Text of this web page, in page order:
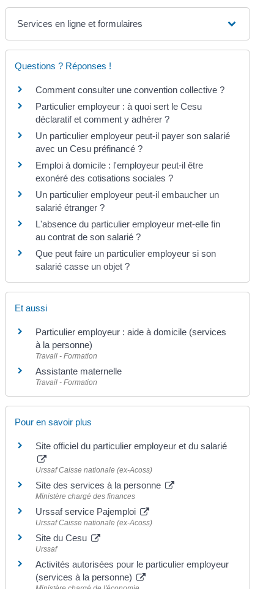
Services en ligne et formulaires
Questions ? Réponses !
Comment consulter une convention collective ?
Particulier employeur : à quoi sert le Cesu
déclaratif et comment y adhérer ?
Un particulier employeur peut-il payer son salarié
avec un Cesu préfinancé ?
Emploi à domicile : l'employeur peut-il être
exonéré des cotisations sociales ?
Un particulier employeur peut-il embaucher un
salarié étranger ?
L'absence du particulier employeur met-elle fin
au contrat de son salarié ?
Que peut faire un particulier employeur si son
salarié casse un objet ?
Et aussi
Particulier employeur : aide à domicile (services
à la personne)
Travail - Formation
Assistante maternelle
Travail - Formation
Pour en savoir plus
Site officiel du particulier employeur et du salarié
Urssaf Caisse nationale (ex-Acoss)
Site des services à la personne
Ministère chargé des finances
Urssaf service Pajemploi
Urssaf Caisse nationale (ex-Acoss)
Site du Cesu
Urssaf
Activités autorisées pour le particulier employeur
(services à la personne)